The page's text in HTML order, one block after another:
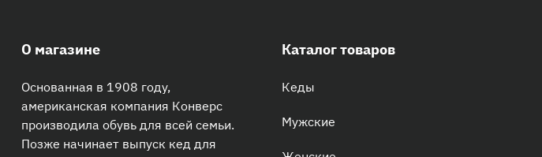
Цвет: Красные
Цвет: Синие
Цвет: Зелёный
Цвет: Хаки (Камуфляж)
О магазине
Основанная в 1908 году,
американская компания Конверс
производила обувь для всей семьи.
Позже начинает выпуск кед для
Каталог товаров
Кеды
Мужские